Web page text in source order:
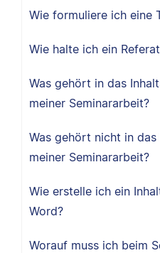
Wie formuliere ich eine
Wie halte ich ein
Was gehört in das
meiner Seminararbeit?
Was gehört nicht in
meiner Seminararbeit?
Wie erstelle ich ein
Word?
Worauf muss ich beim